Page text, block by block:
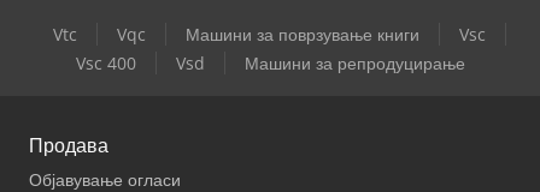
Vtc Vqc Машини за поврзување книги
Vsc
Vsc 400
Vsd Машини за репродуцирање
Продава
Објавување огласи